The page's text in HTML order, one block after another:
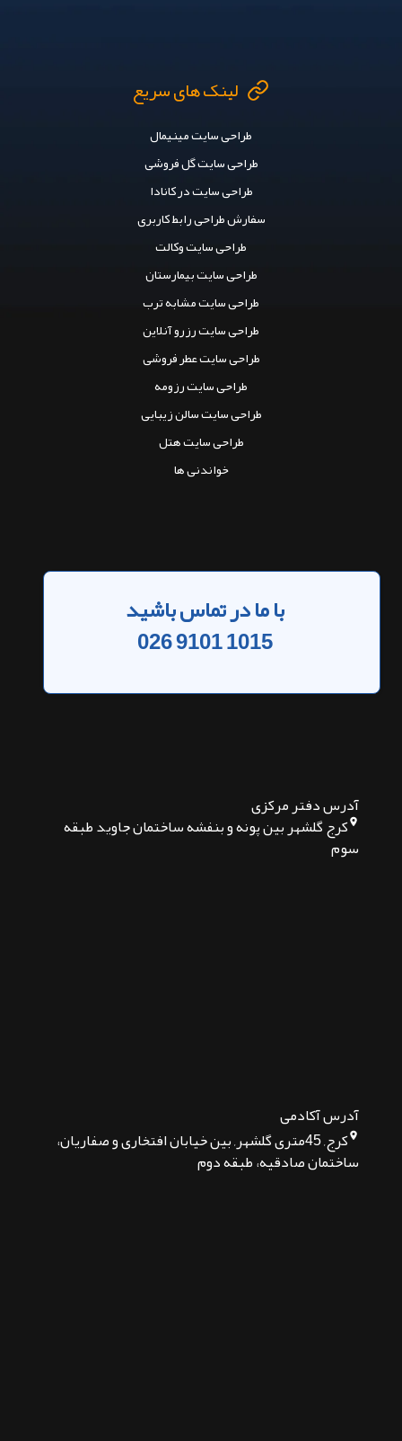
لینک های سریع
طراحی سایت مینیمال
طراحی سایت گل فروشی
طراحی سایت در کانادا
سفارش طراحی رابط کاربری
طراحی سایت وکالت
طراحی سایت بیمارستان
طراحی سایت مشابه ترب
طراحی سایت رزرو آنلاین
طراحی سایت عطر فروشی
طراحی سایت رزومه
طراحی سایت سالن زیبایی
طراحی سایت هتل
خواندنی ها
با ما در تماس باشید
026 9101 1015
آدرس دفتر مرکزی
کرج گلشهر بین پونه و بنفشه ساختمان جاوید طبقه
سوم
آدرس آکادمی
کرج, 45متری گلشهر, بین خیابان افتخاری و صفاریان،
ساختمان صادقیه، طبقه دوم